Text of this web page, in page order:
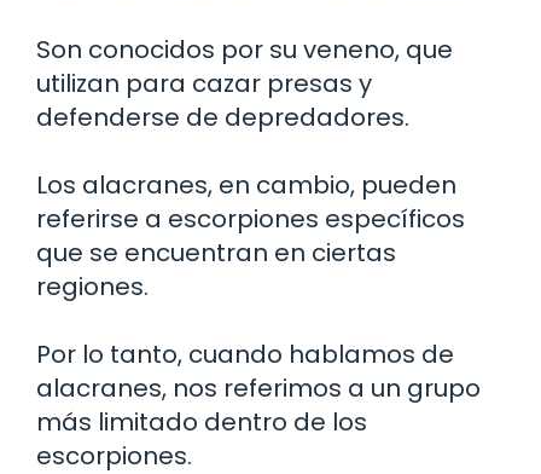
Son conocidos por su veneno, que
utilizan para cazar presas y
defenderse de depredadores.
Los alacranes, en cambio, pueden
referirse a escorpiones específicos
que se encuentran en ciertas
regiones.
Por lo tanto, cuando hablamos de
alacranes, nos referimos a un grupo
más limitado dentro de los
escorpiones.